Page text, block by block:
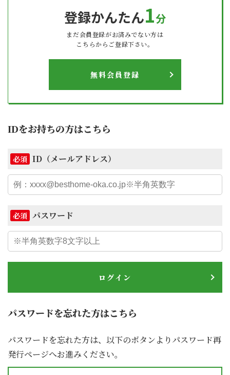
登録かんたん1分
まだ会員登録がお済みでない方は
こちらからご登録下さい。
無料会員登録
IDをお持ちの方はこちら
必須 ID（メールアドレス）
必須 パスワード
ログイン
パスワードを忘れた方はこちら
パスワードを忘れた方は、以下のボタンよりパスワード再
発行ページへお進みください。